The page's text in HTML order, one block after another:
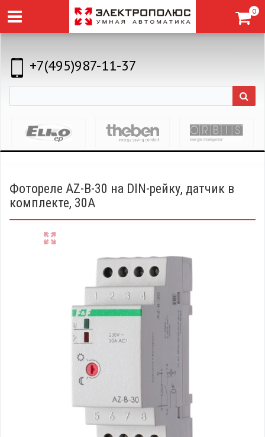
0
+7(495)987-11-37
Фотореле AZ-B-30 на DIN-рейку, датчик в
комплекте, 30А